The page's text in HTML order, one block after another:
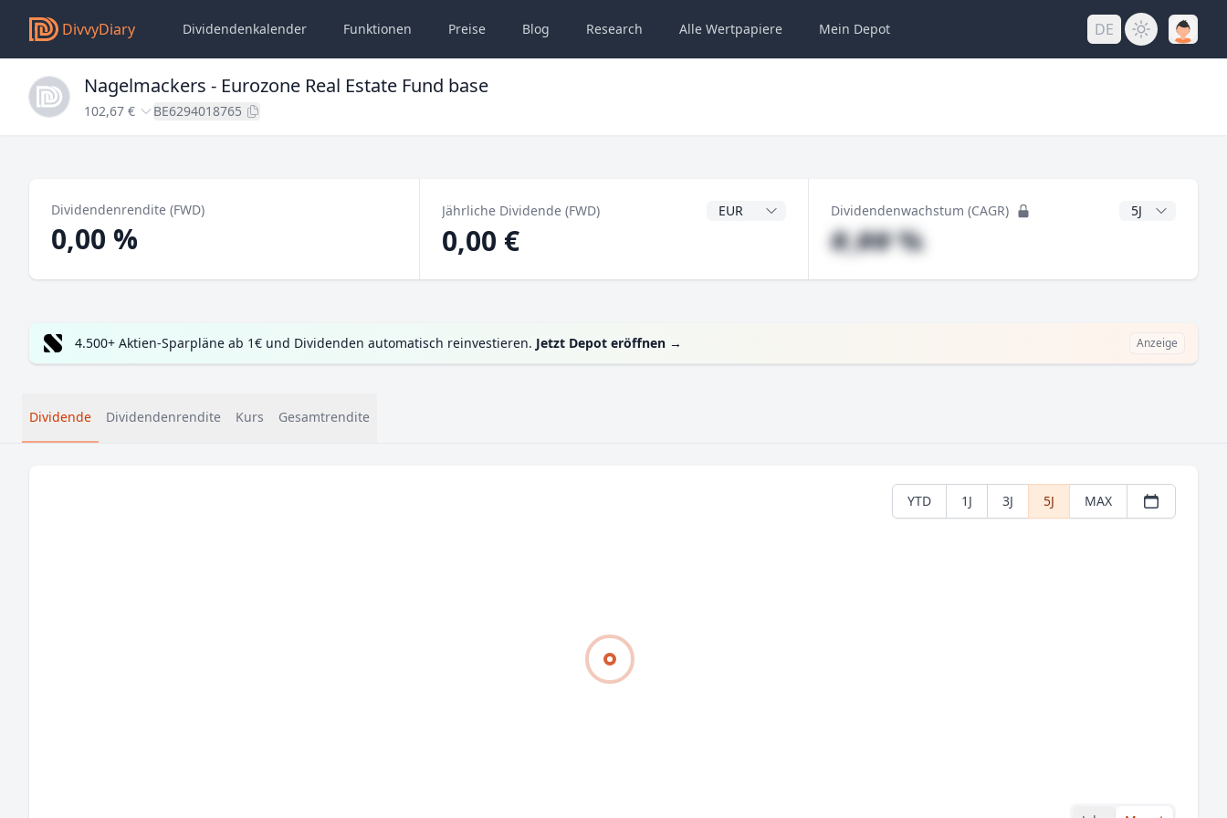
DivvyDiary Dividendenkalender Funktionen Preise Blog Research Alle Wertpapiere Mein Depot DE
Nagelmackers - Eurozone Real Estate Fund base
102,67 € BE6294018765
Dividendenrendite (FWD)
0,00 %
Jährliche Dividende (FWD) Dividendenwährung
0,00 €
Dividendenwachstum (CAGR) CAGR Jahre
#,## %
4.500+ Aktien-Sparpläne ab 1€ und Dividenden automatisch reinvestieren. Jetzt Depot eröffnen → Anzeige
Dividende Dividendenrendite Kurs Gesamtrendite
YTD 1J 3J 5J MAX